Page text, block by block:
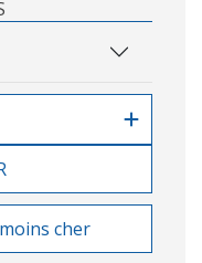
cher